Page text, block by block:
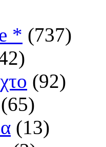
* (737)
(92)
(65)
(13)